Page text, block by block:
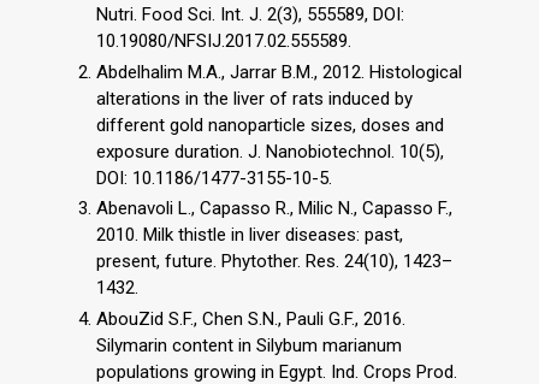
Nutri. Food Sci. Int. J. 2(3), 555589, DOI:
10.19080/NFSIJ.2017.02.555589.
Abdelhalim M.A., Jarrar B.M., 2012. Histological
alterations in the liver of rats induced by
different gold nanoparticle sizes, doses and
exposure duration. J. Nanobiotechnol. 10(5),
DOI: 10.1186/1477-3155-10-5.
Abenavoli L., Capasso R., Milic N., Capasso F.,
2010. Milk thistle in liver diseases: past,
present, future. Phytother. Res. 24(10), 1423–
1432.
AbouZid S.F., Chen S.N., Pauli G.F., 2016.
Silymarin content in Silybum marianum
populations growing in Egypt. Ind. Crops Prod.